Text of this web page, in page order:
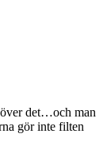
över det…och man
gör inte filten